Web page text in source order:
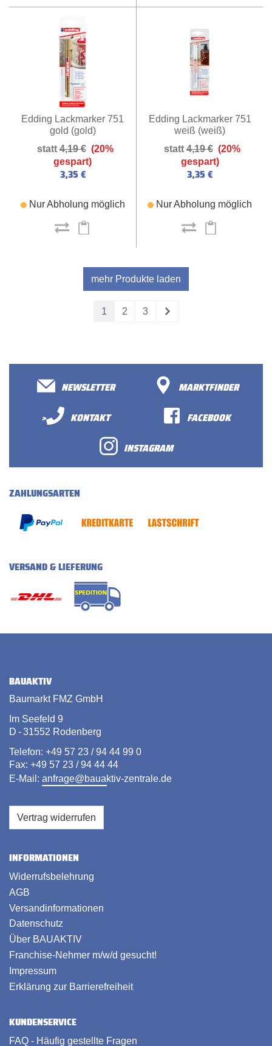
Edding Lackmarker 751
gold (gold)
4,19 € (20%
gespart)
3,35 €
Nur Abholung möglich
Edding Lackmarker 751
weiß (weiß)
4,19 € (20%
gespart)
3,35 €
Nur Abholung möglich
mehr Produkte laden
1 2 3
NEWSLETTER
MARKTFINDER
>
KONTAKT
FACEBOOK
INSTAGRAM
ZAHLUNGSARTEN
VERSAND & LIEFERUNG
BAUAKTIV
Baumarkt FMZ GmbH
Im Seefeld 9
D - 31552 Rodenberg
Telefon: +49 57 23 / 94 44 99 0
Fax: +49 57 23 / 94 44 44
E-Mail: anfrage@bauaktiv-zentrale.de
Vertrag widerrufen
INFORMATIONEN
Widerrufsbelehrung
AGB
Versandinformationen
Datenschutz
Über BAUAKTIV
Franchise-Nehmer m/w/d gesucht!
Impressum
Erklärung zur Barrierefreiheit
KUNDENSERVICE
FAQ - Häufig gestellte Fragen